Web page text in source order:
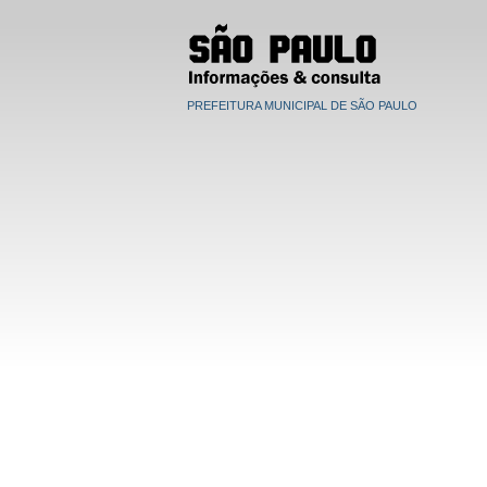
PREFEITURA MUNICIPAL DE SÃO PAULO